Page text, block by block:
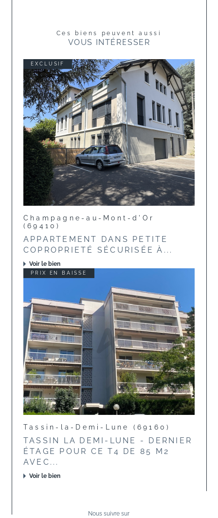
Ces biens peuvent aussi
VOUS INTÉRESSER
EXCLUSIF
Champagne-au-Mont-d'Or
(69410)
APPARTEMENT DANS PETITE
COPROPRIETÉ SÉCURISÉE À...
Voir le bien
PRIX EN BAISSE
Tassin-la-Demi-Lune (69160)
TASSIN LA DEMI-LUNE - DERNIER
ÉTAGE POUR CE T4 DE 85 M2
AVEC...
Voir le bien
Nous suivre sur